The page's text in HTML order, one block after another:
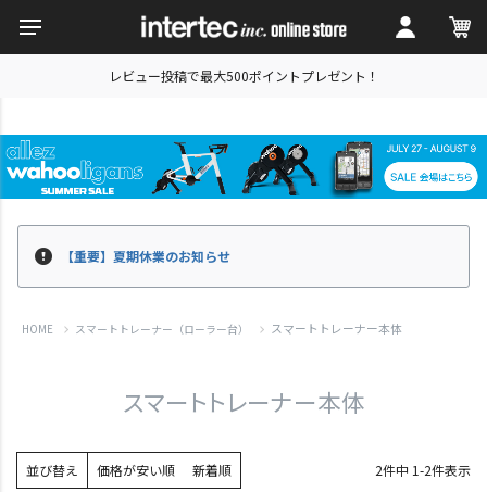
レビュー投稿で最大500ポイントプレゼント！
【重要】夏期休業のお知らせ
HOME スマートトレーナー（ローラー台） スマートトレーナー本体
スマートトレーナー本体
並び替え 価格が安い順 新着順 2件中 1-2件表示